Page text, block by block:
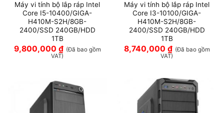
Máy vi tính bộ lắp ráp Intel
Core I5-10400/GIGA-
H410M-S2H/8GB-
2400/SSD 240GB/HDD
1TB
9,800,000 ₫ (Đã bao gồm
VAT)
Máy vi tính bộ lắp ráp Intel
Core I3-10100/GIGA-
H410M-S2H/8GB-
2400/SSD 240GB/HDD
1TB
8,740,000 ₫ (Đã bao gồm
VAT)